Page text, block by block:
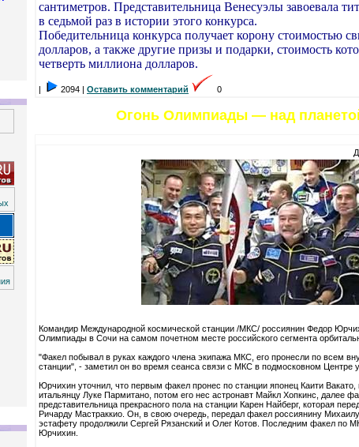
сантиметров. Представительница Венесуэлы завоевала
в седьмой раз в истории этого конкурса.
Победительница конкурса получает корону стоимостью
долларов, а также другие призы и подарки, стоимость
четверть миллиона долларов.
| 2094 | Оставить комментарий 0
Огонь Олимпиады — над
Командир Международной космической станции /МКС/ россиянин Федор
Олимпиады в Сочи на самом почетном месте российского сегмента
"Факел побывал в руках каждого члена экипажа МКС, его пронесли по всем
станции", - заметил он во время сеанса связи с МКС в подмосковном Центре
Юрчихин уточнил, что первым факел пронес по станции японец Каити
итальянцу Луке Пармитано, потом его нес астронавт Майкл Хопкинс, далее
представительница прекрасного пола на станции Карен Найберг, которая
Ричарду Мастраккио. Он, в свою очередь, передал факел россиянину
эстафету продолжили Сергей Рязанский и Олег Котов. Последним факел по
Юрчихин.